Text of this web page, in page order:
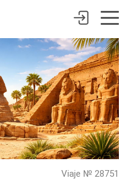
Viaje № 28751